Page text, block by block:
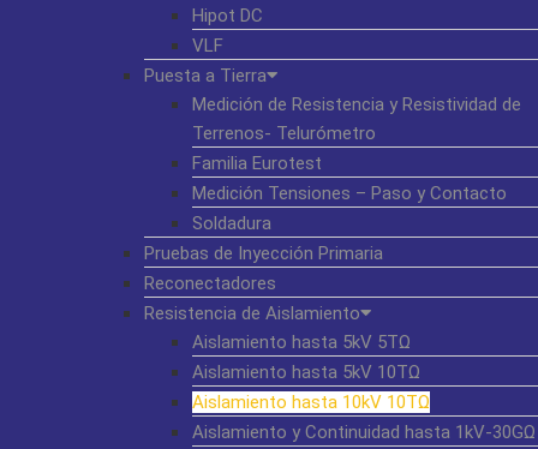
Hipot DC
VLF
Puesta a Tierra
Medición de Resistencia y Resistividad de
Terrenos- Telurómetro
Familia Eurotest
Medición Tensiones – Paso y Contacto
Soldadura
Pruebas de Inyección Primaria
Reconectadores
Resistencia de Aislamiento
Aislamiento hasta 5kV 5TΩ
Aislamiento hasta 5kV 10TΩ
Aislamiento hasta 10kV 10TΩ
Aislamiento y Continuidad hasta 1kV-30GΩ